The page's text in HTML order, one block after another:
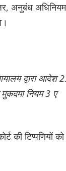
अनुबंध अधिनियम
द्वारा आदेश
नियम 3 ए
की टिप्पणियों को